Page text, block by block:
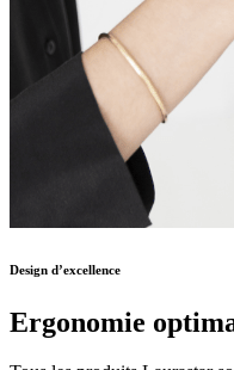
Design d’excellence
Ergonomie